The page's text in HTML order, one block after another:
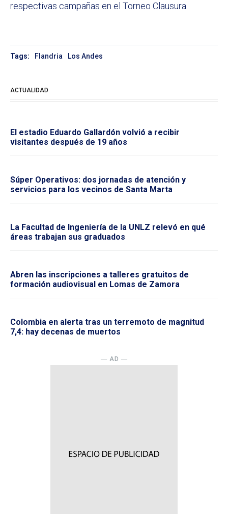
respectivas campañas en el Torneo Clausura.
Tags: Flandria Los Andes
ACTUALIDAD
El estadio Eduardo Gallardón volvió a recibir
visitantes después de 19 años
Súper Operativos: dos jornadas de atención y
servicios para los vecinos de Santa Marta
La Facultad de Ingeniería de la UNLZ relevó en qué
áreas trabajan sus graduados
Abren las inscripciones a talleres gratuitos de
formación audiovisual en Lomas de Zamora
Colombia en alerta tras un terremoto de magnitud
7,4: hay decenas de muertos
― AD ―